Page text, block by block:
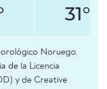
31°
Noruego.
de la Licencia
y de Creative